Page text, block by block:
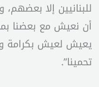
للبنانيين إلا بعضهم،
أن نعيش مع بعضنا
يعيش لعيش بكرامة
تحمينا”.